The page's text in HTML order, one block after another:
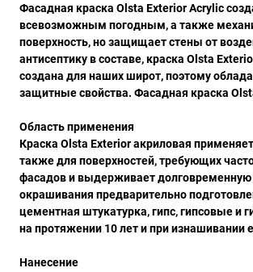
Фасадная краска Olsta Exterior Acrylic
всевозможным погодным, а также
поверхность, но защищает стены от
антисептику в составе, краска Olsta
создана для наших широт, поэтому
защитные свойства. Фасадная краска
Область применения
Краска Olsta Exterior акриловая
также для поверхностей, требующих
фасадов и выдерживает долговременную
окрашивания предварительно
цементная штукатурка, гипс, гипсовые и
на протяжении 10 лет и при изнашивании
Нанесение